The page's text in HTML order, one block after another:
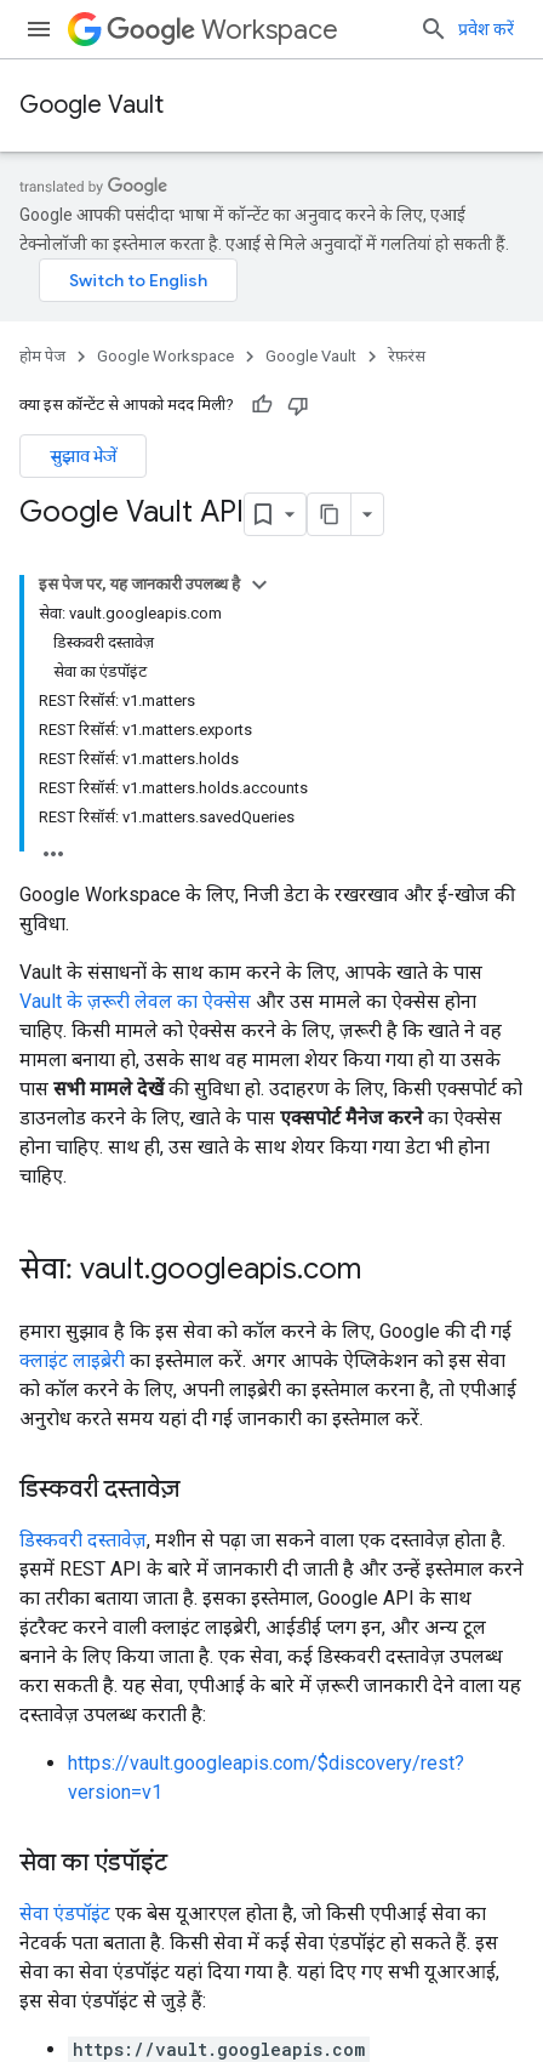
Workspace प्रवेश करें
Google Vault
Google आपकी पसंदीदा भाषा में कॉन्टेंट का अनुवाद करने के लिए, एआई
टेक्नोलॉजी का इस्तेमाल करता है. एआई से मिले अनुवादों में गलतियां हो सकती हैं.
होम पेज Google Workspace Google Vault रेफ़रंस
क्या इस कॉन्टेंट से आपको मदद मिली?
सुझाव भेजें
Google Vault API
इस पेज पर, यह जानकारी उपलब्ध है
सेवा: vault.googleapis.com
डिस्कवरी दस्तावेज़
सेवा का एंडपॉइंट
REST रिसॉर्स: v1.matters
REST रिसॉर्स: v1.matters.exports
REST रिसॉर्स: v1.matters.holds
REST रिसॉर्स: v1.matters.holds.accounts
REST रिसॉर्स: v1.matters.savedQueries
Google Workspace के लिए, निजी डेटा के रखरखाव और ई-खोज की
सुविधा.
Vault के संसाधनों के साथ काम करने के लिए, आपके खाते के पास
Vault के ज़रूरी लेवल का ऐक्सेस और उस मामले का ऐक्सेस होना
चाहिए. किसी मामले को ऐक्सेस करने के लिए, ज़रूरी है कि खाते ने वह
मामला बनाया हो, उसके साथ वह मामला शेयर किया गया हो या उसके
पास सभी मामले देखेंकी सुविधा हो. उदाहरण के लिए, किसी एक्सपोर्ट को
डाउनलोड करने के लिए, खाते के पास एक्सपोर्ट मैनेज करनेका ऐक्सेस
होना चाहिए. साथ ही, उस खाते के साथ शेयर किया गया डेटा भी होना
चाहिए.
सेवा: vault.googleapis.com
हमारा सुझाव है कि इस सेवा को कॉल करने के लिए, Google की दी गई
क्लाइंट लाइब्रेरी का इस्तेमाल करें. अगर आपके ऐप्लिकेशन को इस सेवा
को कॉल करने के लिए, अपनी लाइब्रेरी का इस्तेमाल करना है, तो एपीआई
अनुरोध करते समय यहां दी गई जानकारी का इस्तेमाल करें.
डिस्कवरी दस्तावेज़
डिस्कवरी दस्तावेज़, मशीन से पढ़ा जा सकने वाला एक दस्तावेज़ होता है.
इसमें REST API के बारे में जानकारी दी जाती है और उन्हें इस्तेमाल करने
का तरीका बताया जाता है. इसका इस्तेमाल, Google API के साथ
इंटरैक्ट करने वाली क्लाइंट लाइब्रेरी, आईडीई प्लग इन, और अन्य टूल
बनाने के लिए किया जाता है. एक सेवा, कई डिस्कवरी दस्तावेज़ उपलब्ध
करा सकती है. यह सेवा, एपीआई के बारे में ज़रूरी जानकारी देने वाला यह
दस्तावेज़ उपलब्ध कराती है:
https://vault.googleapis.com/$discovery/rest?
version=v1
सेवा का एंडपॉइंट
सेवा एंडपॉइंट एक बेस यूआरएल होता है, जो किसी एपीआई सेवा का
नेटवर्क पता बताता है. किसी सेवा में कई सेवा एंडपॉइंट हो सकते हैं. इस
सेवा का सेवा एंडपॉइंट यहां दिया गया है. यहां दिए गए सभी यूआरआई,
इस सेवा एंडपॉइंट से जुड़े हैं:
https://vault.googleapis.com